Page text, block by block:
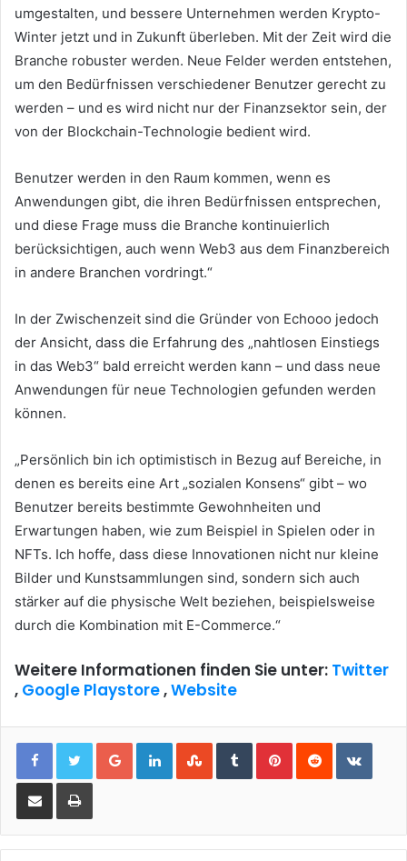
umgestalten, und bessere Unternehmen werden Krypto-
Winter jetzt und in Zukunft überleben. Mit der Zeit wird die
Branche robuster werden. Neue Felder werden entstehen,
um den Bedürfnissen verschiedener Benutzer gerecht zu
werden – und es wird nicht nur der Finanzsektor sein, der
von der Blockchain-Technologie bedient wird.
Benutzer werden in den Raum kommen, wenn es
Anwendungen gibt, die ihren Bedürfnissen entsprechen,
und diese Frage muss die Branche kontinuierlich
berücksichtigen, auch wenn Web3 aus dem Finanzbereich
in andere Branchen vordringt.“
In der Zwischenzeit sind die Gründer von Echooo jedoch
der Ansicht, dass die Erfahrung des „nahtlosen Einstiegs
in das Web3“ bald erreicht werden kann – und dass neue
Anwendungen für neue Technologien gefunden werden
können.
„Persönlich bin ich optimistisch in Bezug auf Bereiche, in
denen es bereits eine Art „sozialen Konsens“ gibt – wo
Benutzer bereits bestimmte Gewohnheiten und
Erwartungen haben, wie zum Beispiel in Spielen oder in
NFTs. Ich hoffe, dass diese Innovationen nicht nur kleine
Bilder und Kunstsammlungen sind, sondern sich auch
stärker auf die physische Welt beziehen, beispielsweise
durch die Kombination mit E-Commerce.“
Weitere Informationen finden Sie unter: Twitter
, Google Playstore,Website
Google+LinkedInStumbleUpon
TumblrPinterestReddit
Share via Email Print